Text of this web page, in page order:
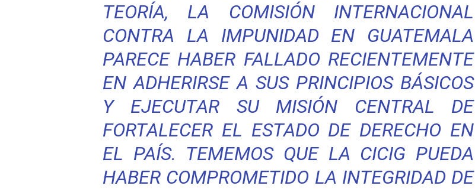
TEORÍA, LA COMISIÓN INTERNACIONAL
CONTRA LA IMPUNIDAD EN GUATEMALA
PARECE HABER FALLADO RECIENTEMENTE
EN ADHERIRSE A SUS PRINCIPIOS BÁSICOS
Y EJECUTAR SU MISIÓN CENTRAL DE
FORTALECER EL ESTADO DE DERECHO EN
EL PAÍS. TEMEMOS QUE LA CICIG PUEDA
HABER COMPROMETIDO LA INTEGRIDAD DE